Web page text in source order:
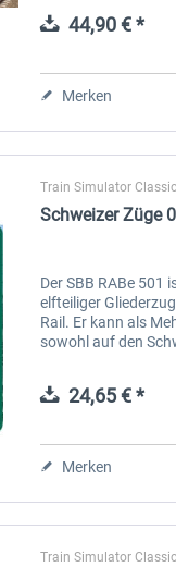
der vielen
der...44,90 € *
Merken
Train Simulator Classic
Schweizer Züge
Der SBB RABe 501
elfteiliger
Rail. Er kann als
sowohl auf den
den...24,65 € *
Merken
Train Simulator Classic